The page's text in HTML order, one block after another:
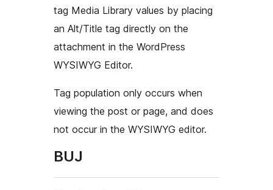
tag Media Library values by placing
an Alt/Title tag directly on the
attachment in the WordPress
WYSIWYG Editor.
Tag population only occurs when
viewing the post or page, and does
not occur in the WYSIWYG editor.
BUJ